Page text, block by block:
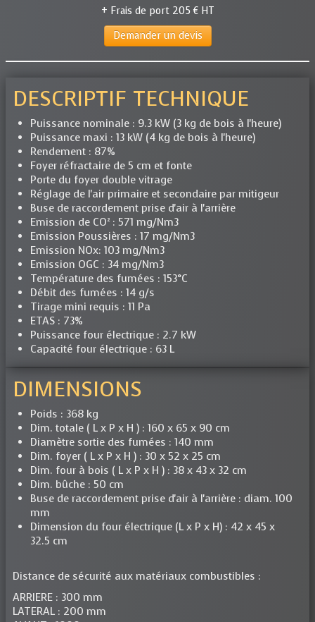
+ Frais de port 205 € HT
Demander un devis
DESCRIPTIF TECHNIQUE
Puissance nominale : 9.3 kW (3 kg de bois à l'heure)
Puissance maxi : 13 kW (4 kg de bois à l'heure)
Rendement : 87%
Foyer réfractaire de 5 cm et fonte
Porte du foyer double vitrage
Réglage de l'air primaire et secondaire par mitigeur
Buse de raccordement prise d'air à l'arrière
Emission de CO² : 571 mg/Nm3
Emission Poussières : 17 mg/Nm3
Emission NOx: 103 mg/Nm3
Emission OGC : 34 mg/Nm3
Température des fumées : 153°C
Débit des fumées : 14 g/s
Tirage mini requis : 11 Pa
ETAS : 73%
Puissance four électrique : 2.7 kW
Capacité four électrique : 63 L
DIMENSIONS
Poids : 368 kg
Dim. totale ( L x P x H ) : 160 x 65 x 90 cm
Diamètre sortie des fumées : 140 mm
Dim. foyer ( L x P x H ) : 30 x 52 x 25 cm
Dim. four à bois ( L x P x H ) : 38 x 43 x 32 cm
Dim. bûche : 50 cm
Buse de raccordement prise d'air à l'arrière : diam. 100
mm
Dimension du four électrique (L x P x H) : 42 x 45 x
32.5 cm
Distance de sécurité aux matériaux combustibles :
ARRIERE : 300 mm
LATERAL : 200 mm